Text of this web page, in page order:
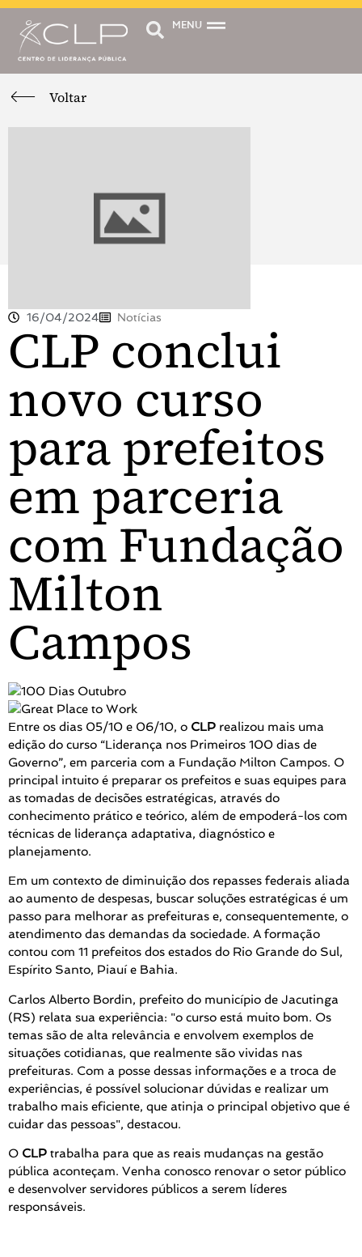
MENU
Voltar
16/04/2024 Notícias
CLP conclui
novo curso
para prefeitos
em parceria
com Fundação
Milton
Campos
Entre os dias 05/10 e 06/10, o CLP realizou mais uma
edição do curso “Liderança nos Primeiros 100 dias de
Governo”, em parceria com a Fundação Milton Campos. O
principal intuito é preparar os prefeitos e suas equipes para
as tomadas de decisões estratégicas, através do
conhecimento prático e teórico, além de empoderá-los com
técnicas de liderança adaptativa, diagnóstico e
planejamento.
Em um contexto de diminuição dos repasses federais aliada
ao aumento de despesas, buscar soluções estratégicas é um
passo para melhorar as prefeituras e, consequentemente, o
atendimento das demandas da sociedade. A formação
contou com 11 prefeitos dos estados do Rio Grande do Sul,
Espírito Santo, Piauí e Bahia.
Carlos Alberto Bordin, prefeito do município de Jacutinga
(RS) relata sua experiência: "o curso está muito bom. Os
temas são de alta relevância e envolvem exemplos de
situações cotidianas, que realmente são vividas nas
prefeituras. Com a posse dessas informações e a troca de
experiências, é possível solucionar dúvidas e realizar um
trabalho mais eficiente, que atinja o principal objetivo que é
cuidar das pessoas", destacou.
O CLP trabalha para que as reais mudanças na gestão
pública aconteçam. Venha conosco renovar o setor público
e desenvolver servidores públicos a serem líderes
responsáveis.